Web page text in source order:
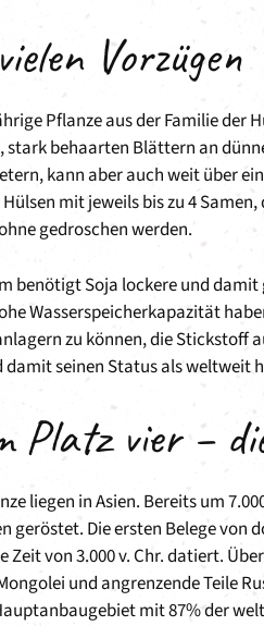
Vorzügen
Pflanze aus der Familie
behaarten Blättern an
kann aber auch weit über
mit jeweils bis zu 4
gedroschen werden.
benötigt Soja lockere und
Wasserspeicherkapazität
zu können, die Stickstoff
seinen Status als weltweit
Platz vier –
liegen in Asien. Bereits um
geröstet. Die ersten Belege
Zeit von 3.000 v. Chr. datiert.
und angrenzende Teile
mit 87% der